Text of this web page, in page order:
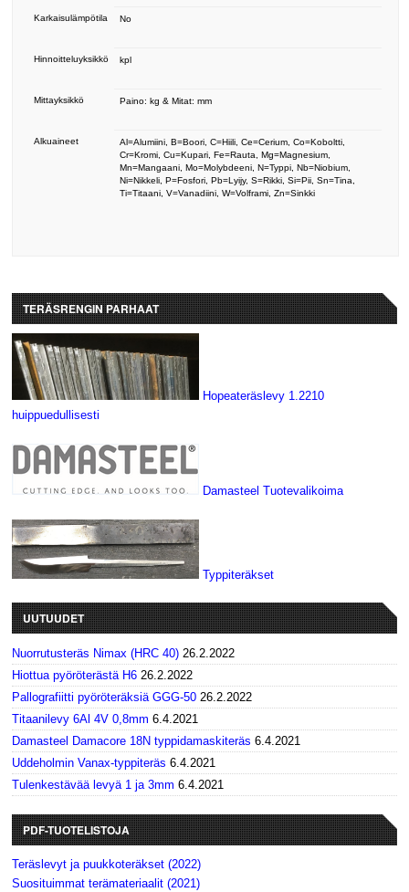
Karkaisulämpötila No
Hinnoitteluyksikkö kpl
Mittayksikkö Paino: kg & Mitat: mm
Alkuaineet
Al=Alumiini, B=Boori, C=Hiili, Ce=Cerium, Co=Koboltti,
Cr=Kromi, Cu=Kupari, Fe=Rauta, Mg=Magnesium,
Mn=Mangaani, Mo=Molybdeeni, N=Typpi, Nb=Niobium,
Ni=Nikkeli, P=Fosfori, Pb=Lyijy, S=Rikki, Si=Pii, Sn=Tina,
Ti=Titaani, V=Vanadiini, W=Volframi, Zn=Sinkki
TERÄSRENGIN PARHAAT
Hopeateräslevy 1.2210
huippuedullisesti
Damasteel Tuotevalikoima
Typpiteräkset
UUTUUDET
Nuorrutusteräs Nimax (HRC 40) 26.2.2022
Hiottua pyöröterästä H6 26.2.2022
Pallografiitti pyöröteräksiä GGG-50 26.2.2022
Titaanilevy 6Al 4V 0,8mm 6.4.2021
Damasteel Damacore 18N typpidamaskiteräs 6.4.2021
Uddeholmin Vanax-typpiteräs 6.4.2021
Tulenkestävää levyä 1 ja 3mm 6.4.2021
PDF-TUOTELISTOJA
Teräslevyt ja puukkoteräkset (2022)
Suosituimmat terämateriaalit (2021)